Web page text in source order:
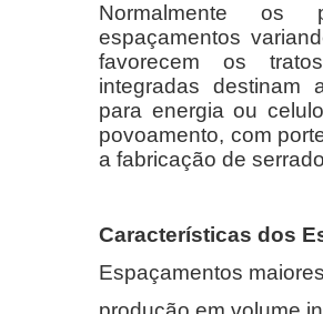
Normalmente os
espaçamentos
favorecem os
integradas destinam
para energia ou
povoamento, com
a fabricação de
Características dos
Espaçamentos